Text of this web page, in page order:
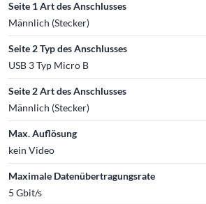
Seite 1 Art des Anschlusses
Männlich (Stecker)
Seite 2 Typ des Anschlusses
USB 3 Typ Micro B
Seite 2 Art des Anschlusses
Männlich (Stecker)
Max. Auflösung
kein Video
Maximale Datenübertragungsrate
5 Gbit/s